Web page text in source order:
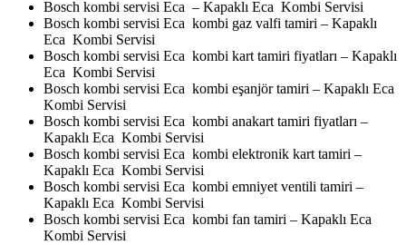
Bosch kombi servisi Eca – Kapaklı Eca Kombi Servisi
Bosch kombi servisi Eca kombi gaz valfi tamiri – Kapaklı
Eca Kombi Servisi
Bosch kombi servisi Eca kombi kart tamiri fiyatları – Kapaklı
Eca Kombi Servisi
Bosch kombi servisi Eca kombi eşanjör tamiri – Kapaklı Eca
Kombi Servisi
Bosch kombi servisi Eca kombi anakart tamiri fiyatları –
Kapaklı Eca Kombi Servisi
Bosch kombi servisi Eca kombi elektronik kart tamiri –
Kapaklı Eca Kombi Servisi
Bosch kombi servisi Eca kombi emniyet ventili tamiri –
Kapaklı Eca Kombi Servisi
Bosch kombi servisi Eca kombi fan tamiri – Kapaklı Eca
Kombi Servisi